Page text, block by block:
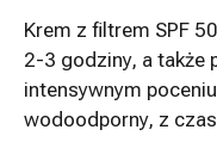
Krem z filtrem SPF
2-3 godziny, a także
intensywnym
wodoodporny, z